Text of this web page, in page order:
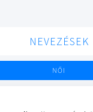
NEVEZÉSEK
NŐI